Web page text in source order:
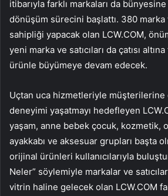
itibarıyla farklı markaları da
dönüşüm sürecini başlattı. 380 marka
sahipliği yapacak olan LCW.COM,
yeni marka ve satıcıları da çatısı
ürünle büyümeye devam edecek.
Uçtan uca hizmetleriyle müşterilerine
deneyimi yaşatmayı hedefleyen
yaşam, anne bebek çocuk, kozmetik,
ayakkabı ve aksesuar grupları başta
orijinal ürünleri kullanıcılarıyla
Neler” söylemiyle markalar ve
vitrin haline gelecek olan LCW.COM